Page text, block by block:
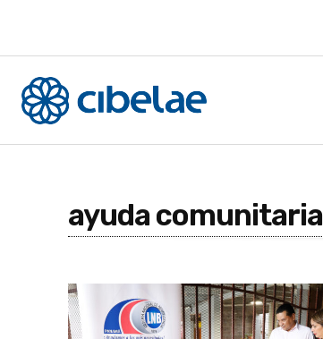
ayuda comunitaria